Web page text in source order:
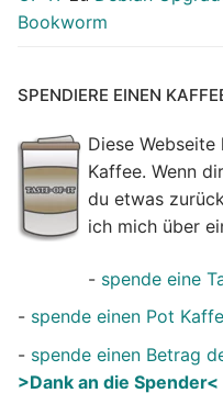
Bookworm
SPENDIERE EINEN
Diese
Kaffee. Wenn
du etwas
ich mich über
- spende eine
- spende einen Pot
- spende einen Betrag
>Dank an die Spender<